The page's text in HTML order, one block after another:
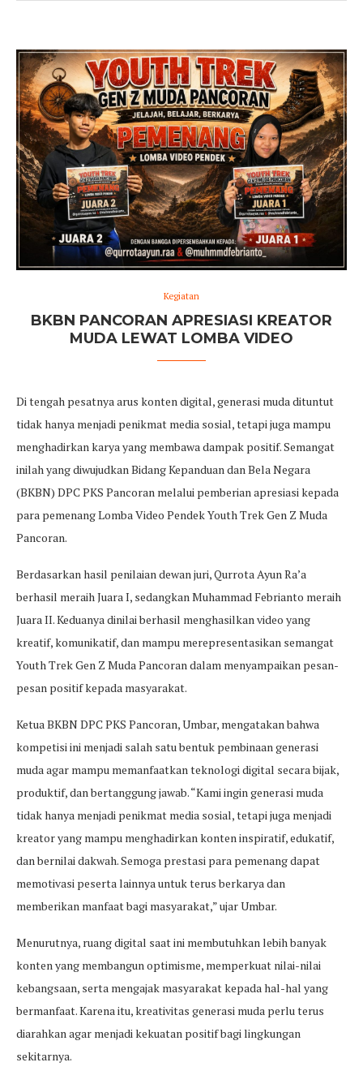
Kegiatan
BKBN PANCORAN APRESIASI KREATOR
MUDA LEWAT LOMBA VIDEO
Di tengah pesatnya arus konten digital, generasi muda dituntut
tidak hanya menjadi penikmat media sosial, tetapi juga mampu
menghadirkan karya yang membawa dampak positif. Semangat
inilah yang diwujudkan Bidang Kepanduan dan Bela Negara
(BKBN) DPC PKS Pancoran melalui pemberian apresiasi kepada
para pemenang Lomba Video Pendek Youth Trek Gen Z Muda
Pancoran.
Berdasarkan hasil penilaian dewan juri, Qurrota Ayun Ra’a
berhasil meraih Juara I, sedangkan Muhammad Febrianto meraih
Juara II. Keduanya dinilai berhasil menghasilkan video yang
kreatif, komunikatif, dan mampu merepresentasikan semangat
Youth Trek Gen Z Muda Pancoran dalam menyampaikan pesan-
pesan positif kepada masyarakat.
Ketua BKBN DPC PKS Pancoran, Umbar, mengatakan bahwa
kompetisi ini menjadi salah satu bentuk pembinaan generasi
muda agar mampu memanfaatkan teknologi digital secara bijak,
produktif, dan bertanggung jawab. “Kami ingin generasi muda
tidak hanya menjadi penikmat media sosial, tetapi juga menjadi
kreator yang mampu menghadirkan konten inspiratif, edukatif,
dan bernilai dakwah. Semoga prestasi para pemenang dapat
memotivasi peserta lainnya untuk terus berkarya dan
memberikan manfaat bagi masyarakat,” ujar Umbar.
Menurutnya, ruang digital saat ini membutuhkan lebih banyak
konten yang membangun optimisme, memperkuat nilai-nilai
kebangsaan, serta mengajak masyarakat kepada hal-hal yang
bermanfaat. Karena itu, kreativitas generasi muda perlu terus
diarahkan agar menjadi kekuatan positif bagi lingkungan
sekitarnya.